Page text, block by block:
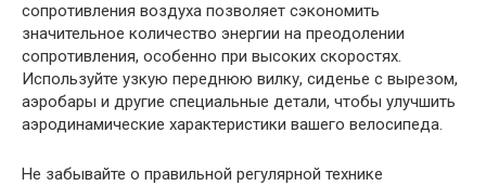
сопротивления воздуха позволяет сэкономить
значительное количество энергии на преодолении
сопротивления, особенно при высоких скоростях.
Используйте узкую переднюю вилку, сиденье с вырезом,
аэробары и другие специальные детали, чтобы улучшить
аэродинамические характеристики вашего велосипеда.
Не забывайте о правильной регулярной технике